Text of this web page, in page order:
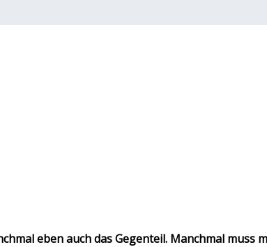
eben auch das Gegenteil. Manchmal